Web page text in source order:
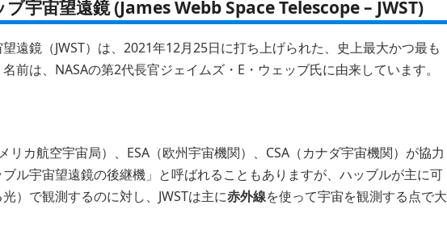
宇宙望遠鏡 (James Webb Space Telescope – JWST)
遠鏡（JWST）は、2021年12月25日に打ち上げられた、史上最大かつ最も
前は、NASAの第2代長官ジェイムズ・E・ウェッブ氏に由来しています。
リカ航空宇宙局）、ESA（欧州宇宙機関）、CSA（カナダ宇宙機関）が協力
ル宇宙望遠鏡の後継機」と呼ばれることもありますが、ハッブルが主に可
）で観測するのに対し、JWSTは主に赤外線を使って宇宙を観測する点で大